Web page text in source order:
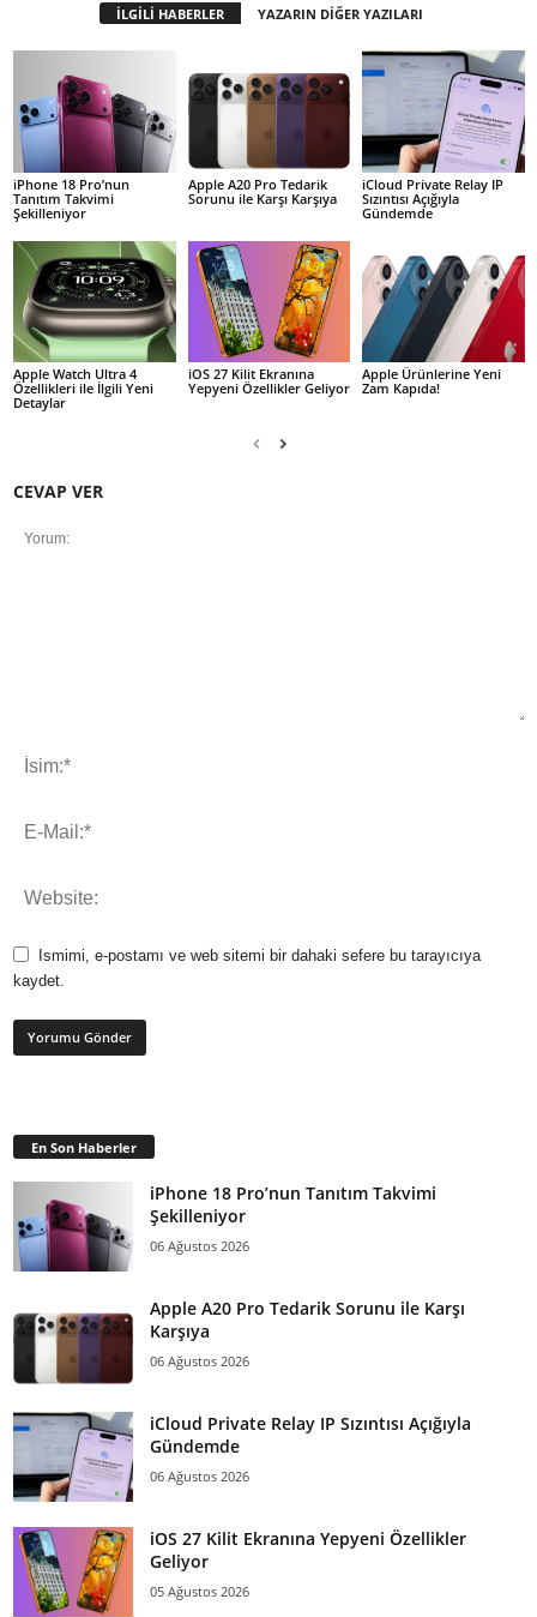
İLGİLİ HABERLER YAZARIN DİĞER YAZILARI
iPhone 18 Pro’nun
Tanıtım Takvimi
Şekilleniyor
Apple A20 Pro Tedarik
Sorunu ile Karşı Karşıya
iCloud Private Relay IP
Sızıntısı Açığıyla
Gündemde
Apple Watch Ultra 4
Özellikleri ile İlgili Yeni
Detaylar
iOS 27 Kilit Ekranına
Yepyeni Özellikler Geliyor
Apple Ürünlerine Yeni
Zam Kapıda!
CEVAP VER
Ismimi, e-postamı ve web sitemi bir dahaki sefere bu tarayıcıya
kaydet.
En Son Haberler
iPhone 18 Pro’nun Tanıtım Takvimi
Şekilleniyor
06 Ağustos 2026
Apple A20 Pro Tedarik Sorunu ile Karşı
Karşıya
06 Ağustos 2026
iCloud Private Relay IP Sızıntısı Açığıyla
Gündemde
06 Ağustos 2026
iOS 27 Kilit Ekranına Yepyeni Özellikler
Geliyor
05 Ağustos 2026